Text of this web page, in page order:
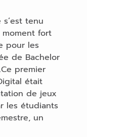
tenu
moment fort
pour les
de Bachelor
premier
était
de jeux
les étudiants
un